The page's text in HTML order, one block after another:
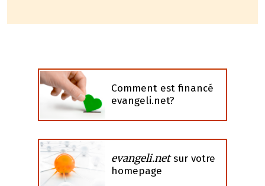
Comment est financé
evangeli.net?
evangeli.netsur votre
homepage